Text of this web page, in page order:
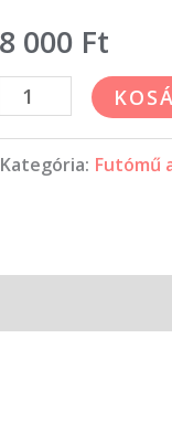
8 000 Ft
Kategória: Futómű